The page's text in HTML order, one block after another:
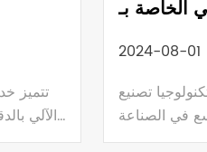
تتميز
الآلي
كل
2024-08-01
تصنيع
في الصناعة
ومكونات معقدة